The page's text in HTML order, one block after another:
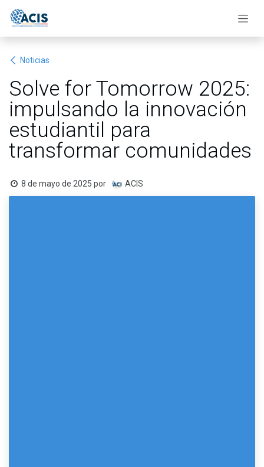
Noticias
Solve for Tomorrow 2025:
impulsando la innovación
estudiantil para
transformar comunidades
8 de mayo de 2025 por ACIS